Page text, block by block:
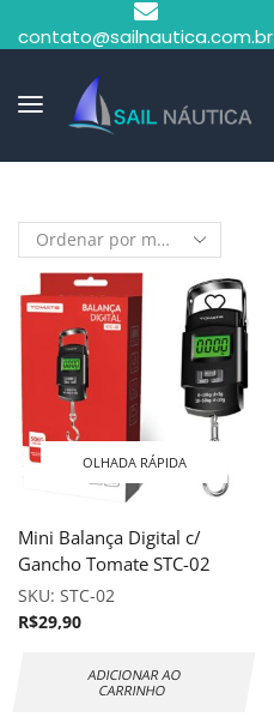
contato@sailnautica.com.br
OLHADA RÁPIDA
Mini Balança Digital c/
Gancho Tomate STC-02
SKU: STC-02
R$29,90
ADICIONAR AO
CARRINHO